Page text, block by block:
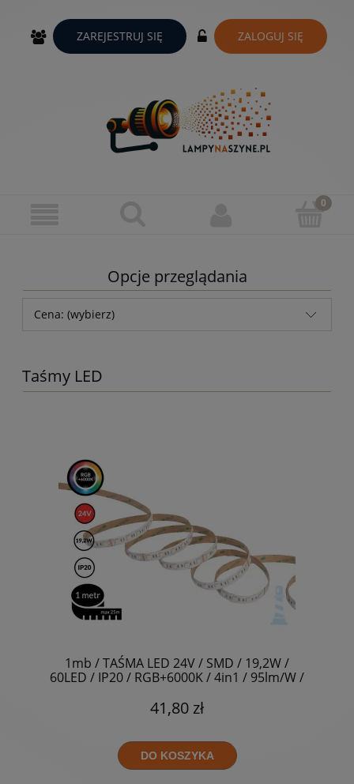
ZAREJESTRUJ SIĘ ZALOGUJ SIĘ
Opcje przeglądania
Cena: (wybierz)
Taśmy LED
1mb / TAŚMA LED 24V / SMD / 19,2W /
60LED / IP20 / RGB+6000K / 4in1 / 95lm/W /
41,80 zł
DO KOSZYKA